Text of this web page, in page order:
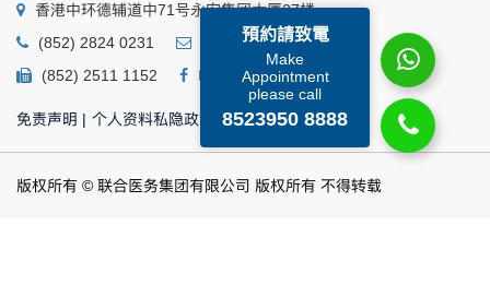
預約請致電
Make
Appointment
please call
8523950 8888
香港中环德辅道中71号永安集团大厦27楼
(852) 2824 0231
business@ump.com.hk
(852) 2511 1152
Facebook Linkedin
免责声明 | 个人资料私隐政策 | 个人资料收集声明
版权所有 © 联合医务集团有限公司 版权所有 不得转载